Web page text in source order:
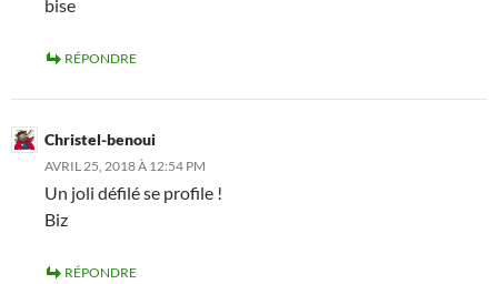
bise
RÉPONDRE
Christel-benoui
AVRIL 25, 2018 À 12:54 PM
Un joli défilé se profile !
Biz
RÉPONDRE